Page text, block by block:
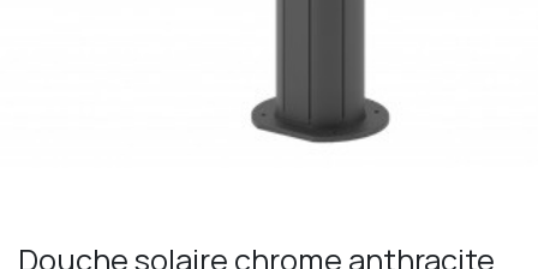
Douche solaire chrome anthracite